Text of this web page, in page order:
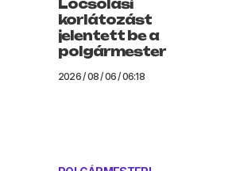
Locsolási
korlátozást
jelentett be a
polgármester
2026 / 08 / 06 / 06:18